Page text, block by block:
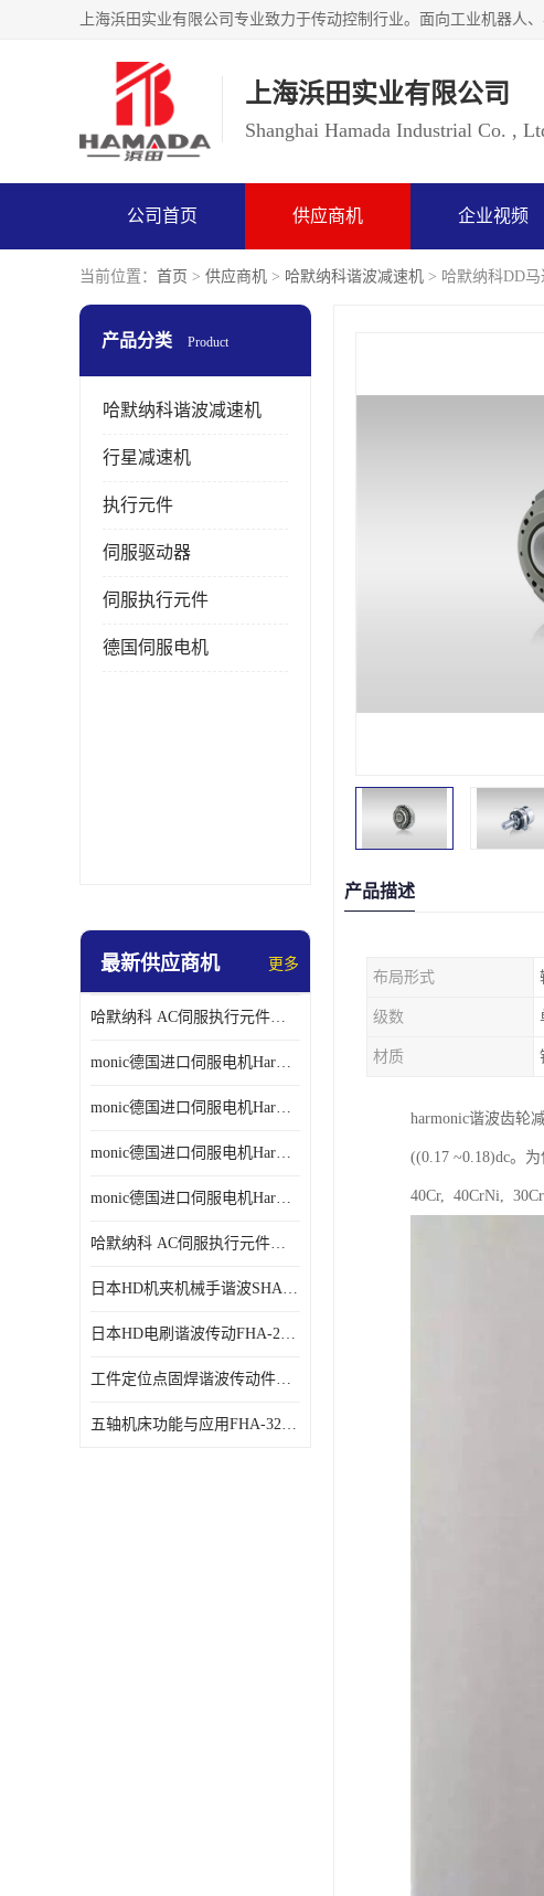
上海浜田实业有限公司
Shanghai Hamada Industrial Co. ,
公司首页 供应商机 企业视频
当前位置： 首页 > 供应商机 > 哈默纳科谐波减速机 > 哈默纳科DD马
产品分类 Product
哈默纳科谐波减速机
行星减速机
执行元件
伺服驱动器
伺服执行元件
德国伺服电机
最新供应商机 更多
哈默纳科 AC伺服执行元件扁平型SHA系列 议价
monic德国进口伺服电机Har中国总代理单价
monic德国进口伺服电机Har中国总代理代理
monic德国进口伺服电机Har中国总代理公司
monic德国进口伺服电机Har中国总代理供应
哈默纳科 AC伺服执行元件扁平型SHA系列
日本HD机夹机械手谐波SHA32A120CG-B12B
日本HD电刷谐波传动FHA-25C-50-E250-C
工件定位点固焊谐波传动件哈默纳科CSF-45-100-2UH
五轴机床功能与应用FHA-32C-50-US250
产品描述
布局形式
级数
材质
harmonic谐波齿轮
((0.17 ~0.18)dc。
40Cr, 40CrNi,